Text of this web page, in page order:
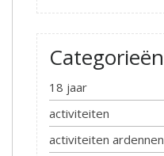
Categorieën
18 jaar
activiteiten
activiteiten ardennen